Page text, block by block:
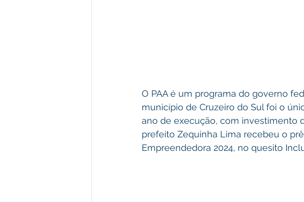
O PAA é um programa do governo
município de Cruzeiro do Sul foi o
ano de execução, com investimento
prefeito Zequinha Lima recebeu o
Empreendedora 2024, no quesito